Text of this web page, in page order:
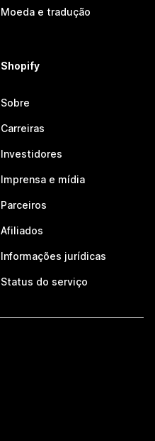
Moeda e tradução
Shopify
Sobre
Carreiras
Investidores
Imprensa e mídia
Parceiros
Afiliados
Informações jurídicas
Status do serviço